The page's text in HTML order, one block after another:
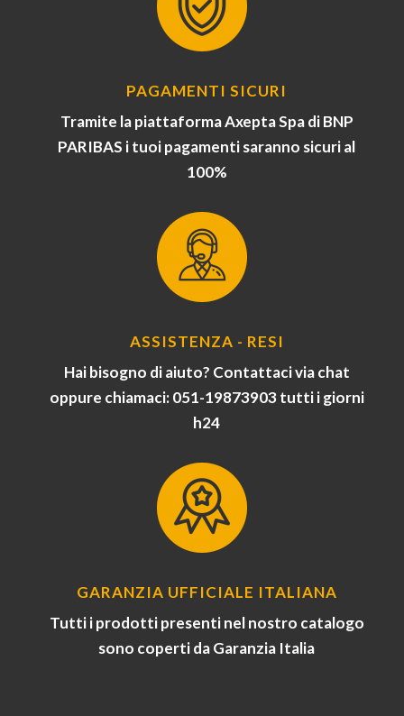
PAGAMENTI SICURI
Tramite la piattaforma Axepta Spa di BNP
PARIBAS i tuoi pagamenti saranno sicuri al
100%
ASSISTENZA - RESI
Hai bisogno di aiuto? Contattaci via chat
oppure chiamaci: 051-19873903 tutti i giorni
h24
GARANZIA UFFICIALE ITALIANA
Tutti i prodotti presenti nel nostro catalogo
sono coperti da Garanzia Italia